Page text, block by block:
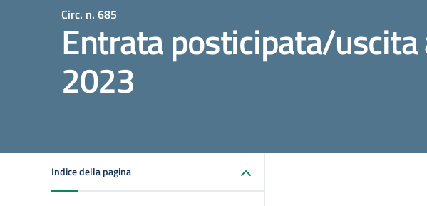
Circ. n. 685
Entrata posticipata/
2023
Indice della pagina